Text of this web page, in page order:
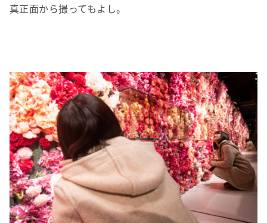
真正面から撮ってもよし。